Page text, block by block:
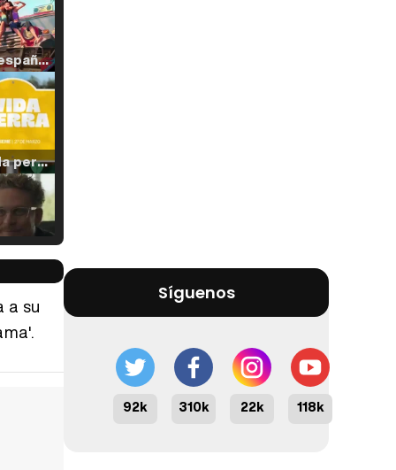
Tráiler en español de 'La isla olvidada'
Tráiler 'Vida perra' (2026)
Tráiler Oficial en VOSE 'The Audacity'
a su
Síguenos
92k 310k 22k 118k